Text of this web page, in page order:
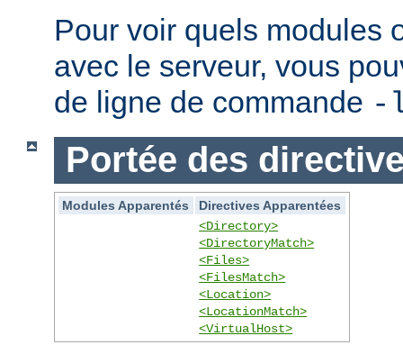
Pour voir quels modules
avec le serveur, vous
de ligne de commande -
Portée des
Modules Apparentés
Directives Apparentées
<Directory>
<DirectoryMatch>
<Files>
<FilesMatch>
<Location>
<LocationMatch>
<VirtualHost>